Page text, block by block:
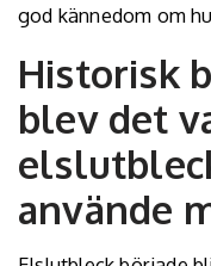
god kännedom om
Historisk
blev det
använde